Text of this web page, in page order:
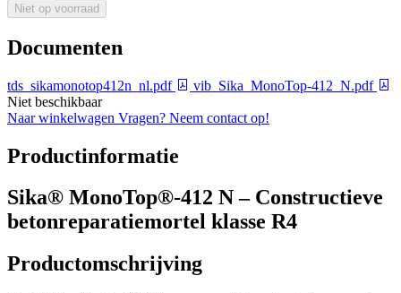
Niet op voorraad
Documenten
tds_sikamonotop412n_nl.pdf
vib_Sika_MonoTop-412_N.pdf
Niet beschikbaar
Naar winkelwagen Vragen? Neem contact op!
Productinformatie
Sika® MonoTop®-412 N – Constructieve
betonreparatiemortel klasse R4
Productomschrijving